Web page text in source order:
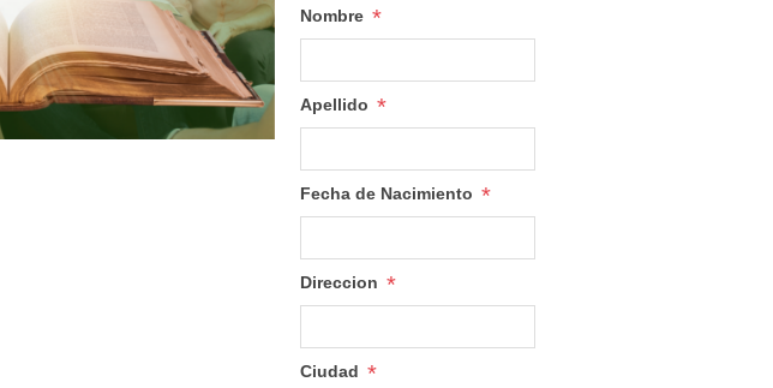
Nombre *
Apellido *
Fecha de Nacimiento *
Direccion *
Ciudad *